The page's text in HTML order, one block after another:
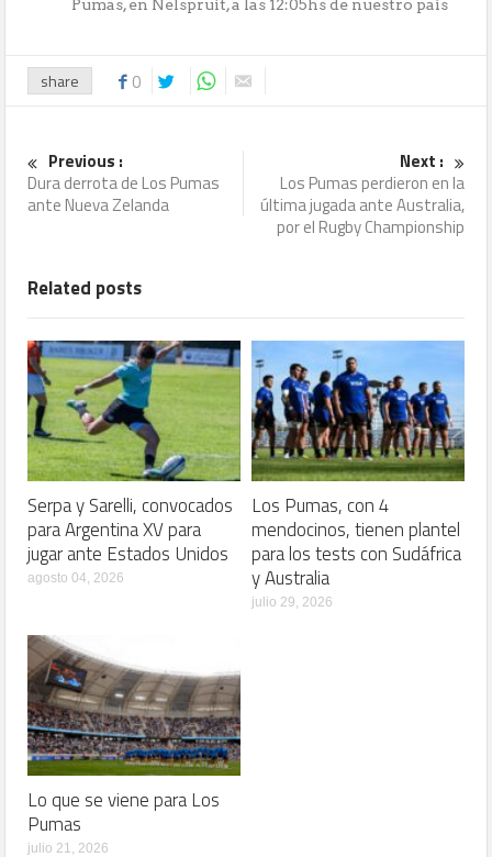
Pumas, en Nelspruit, a las 12:05hs de nuestro país
share 0
Previous :
Dura derrota de Los Pumas
ante Nueva Zelanda
Next :
Los Pumas perdieron en la
última jugada ante Australia,
por el Rugby Championship
Related posts
Serpa y Sarelli, convocados
para Argentina XV para
jugar ante Estados Unidos
agosto 04, 2026
Los Pumas, con 4
mendocinos, tienen plantel
para los tests con Sudáfrica
y Australia
julio 29, 2026
Lo que se viene para Los
Pumas
julio 21, 2026